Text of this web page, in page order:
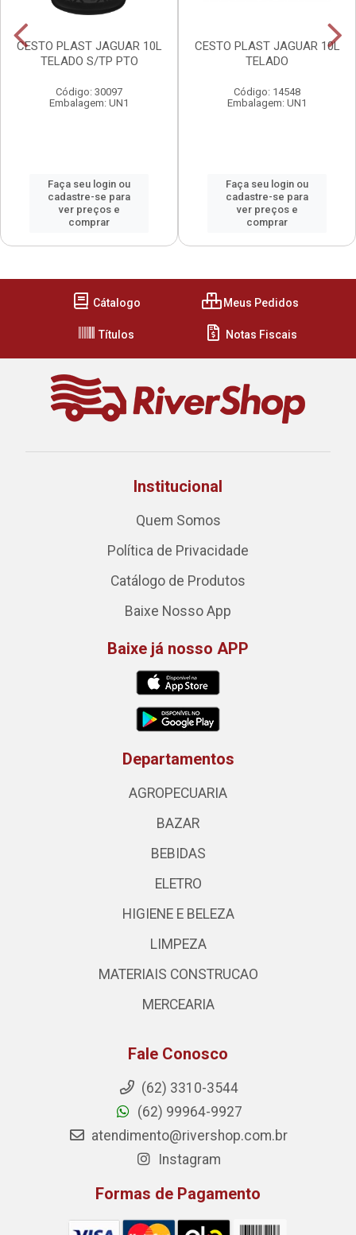
CESTO PLAST JAGUAR 10L
TELADO S/TP PTO
Código: 30097
Embalagem: UN1
Faça seu login ou
cadastre-se para
ver preços e
comprar
CESTO PLAST JAGUAR 10L
TELADO
Código: 14548
Embalagem: UN1
Faça seu login ou
cadastre-se para
ver preços e
comprar
Cátalogo Meus Pedidos
Títulos Notas Fiscais
Institucional
Quem Somos
Política de Privacidade
Catálogo de Produtos
Baixe Nosso App
Baixe já nosso APP
Departamentos
AGROPECUARIA
BAZAR
BEBIDAS
ELETRO
HIGIENE E BELEZA
LIMPEZA
MATERIAIS CONSTRUCAO
MERCEARIA
Fale Conosco
(62) 3310-3544
(62) 99964-9927
atendimento@rivershop.com.br
Instagram
Formas de Pagamento